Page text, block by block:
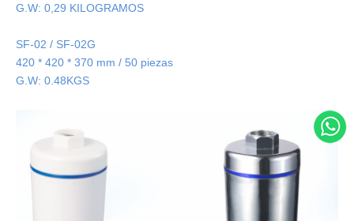
G.W: 0,29 KILOGRAMOS
SF-02 / SF-02G
420 * 420 * 370 mm / 50 piezas
G.W: 0.48KGS